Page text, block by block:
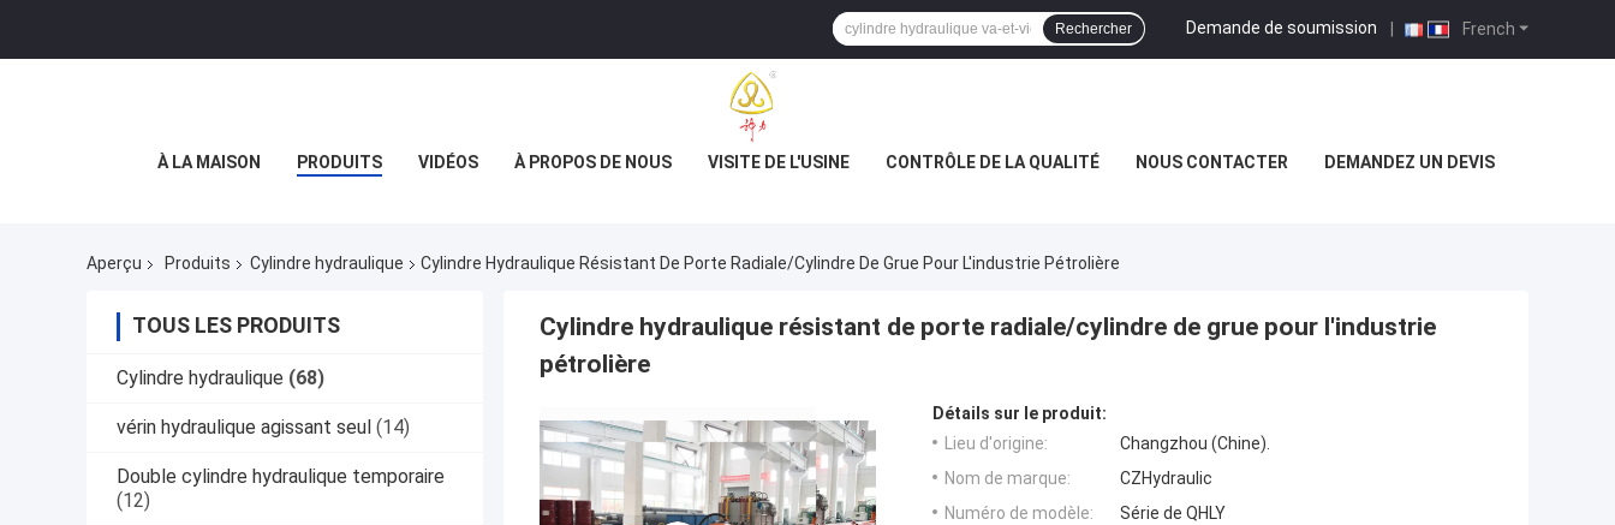
French
Demande de soumission |
Rechercher
À LA MAISON PRODUITS VIDÉOS À PROPOS DE NOUS VISITE DE L'USINE CONTRÔLE DE LA QUALITÉ NOUS CONTACTER DEMANDEZ UN DEVIS
Aperçu Produits Cylindre hydraulique Cylindre Hydraulique Résistant De Porte Radiale/cylindre De Grue Pour L'industrie Pétrolière
TOUS LES PRODUITS
Cylindre hydraulique (68)
vérin hydraulique agissant seul (14)
Double cylindre hydraulique temporaire
(12)
Cylindre hydraulique résistant de porte radiale/cylindre de grue pour l'industrie
pétrolière
Détails sur le produit:
Lieu d'origine:
Changzhou (Chine).
Nom de marque:
CZHydraulic
Numéro de modèle:
Série de QHLY